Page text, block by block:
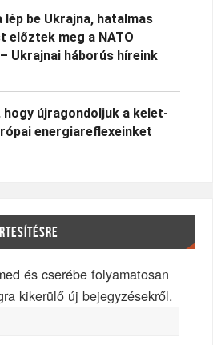
lép be Ukrajna, hatalmas
előztek meg a NATO
Ukrajnai háborús híreink
hogy újragondoljuk a kelet-
energiareflexeinket
és cserébe folyamatosan
kikerülő új bejegyzésekről.